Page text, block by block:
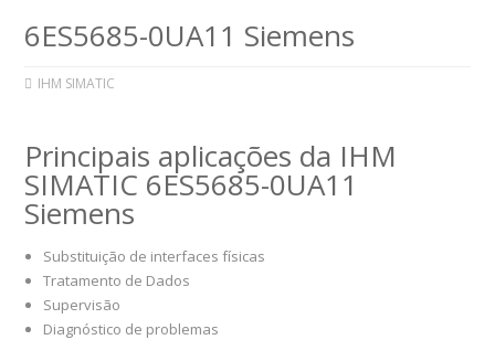
6ES5685-0UA11 Siemens
IHM SIMATIC
Principais aplicações da IHM
SIMATIC 6ES5685-0UA11
Siemens
Substituição de interfaces físicas
Tratamento de Dados
Supervisão
Diagnóstico de problemas